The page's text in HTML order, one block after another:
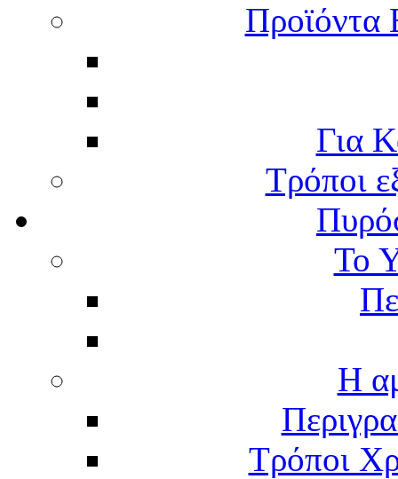
Προϊόντα
Για
Τρόποι
Το
Η
Τρόποι